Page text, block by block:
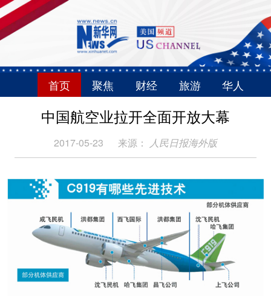
首页 聚焦 财经 旅游 华人
中国航空业拉开全面开放大幕
2017-05-23 来源： 人民日报海外版